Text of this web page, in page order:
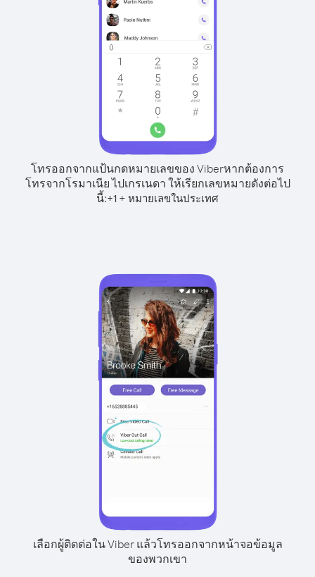
โทรออกจากแป้นกดหมายเลขของ Viberหากต้องการ
โทรจากโรมาเนีย ไปเกรเนดา ให้เรียกเลขหมายดังต่อไป
นี้:+1 + หมายเลขในประเทศ
เลือกผู้ติดต่อใน Viber แล้วโทรออกจากหน้าจอข้อมูล
ของพวกเขา